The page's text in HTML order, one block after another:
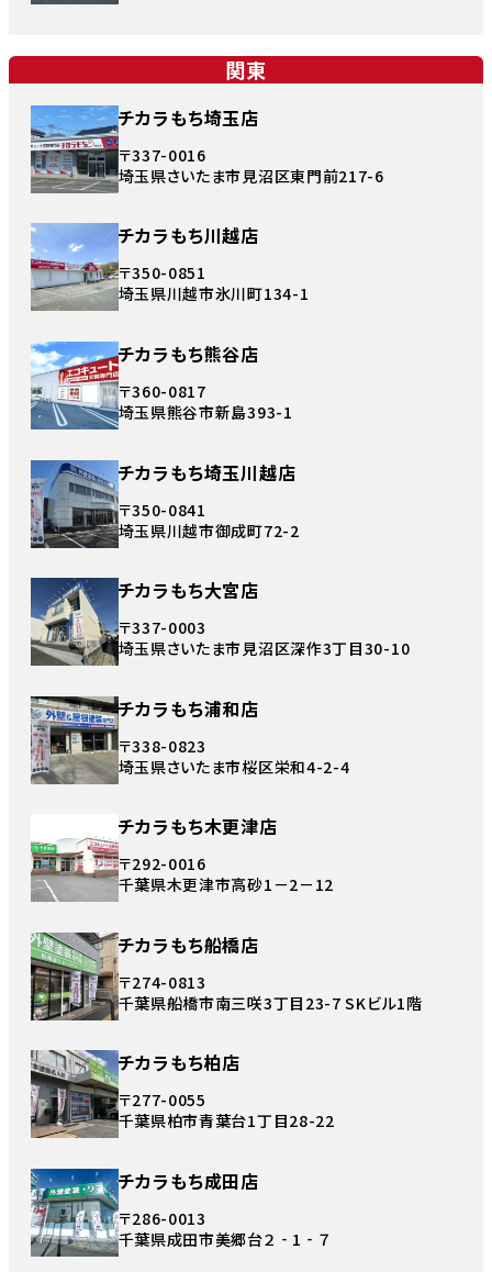
関東
チカラもち埼玉店
〒337-0016
埼玉県さいたま市見沼区東門前217-6
チカラもち川越店
〒350-0851
埼玉県川越市氷川町134-1
チカラもち熊谷店
〒360-0817
埼玉県熊谷市新島393-1
チカラもち埼玉川越店
〒350-0841
埼玉県川越市御成町72-2
チカラもち大宮店
〒337-0003
埼玉県さいたま市見沼区深作3丁目30-10
チカラもち浦和店
〒338-0823
埼玉県さいたま市桜区栄和4-2-4
チカラもち木更津店
〒292-0016
千葉県木更津市高砂1－2－12
チカラもち船橋店
〒274-0813
千葉県船橋市南三咲3丁目23-7 SKビル1階
チカラもち柏店
〒277-0055
千葉県柏市青葉台1丁目28-22
チカラもち成田店
〒286-0013
千葉県成田市美郷台２‐1‐７